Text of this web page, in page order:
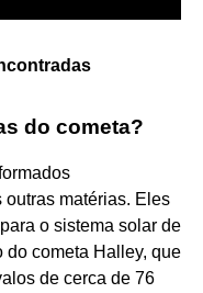
do cometa?
matérias. Eles
o sistema solar de
do cometa Halley, que
de cerca de 76